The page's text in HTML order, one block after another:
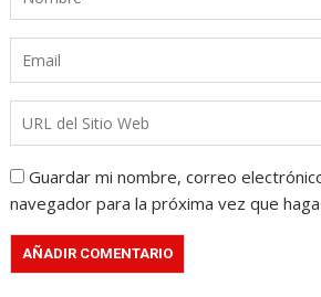
Guardar mi nombre, correo
navegador para la próxima vez que